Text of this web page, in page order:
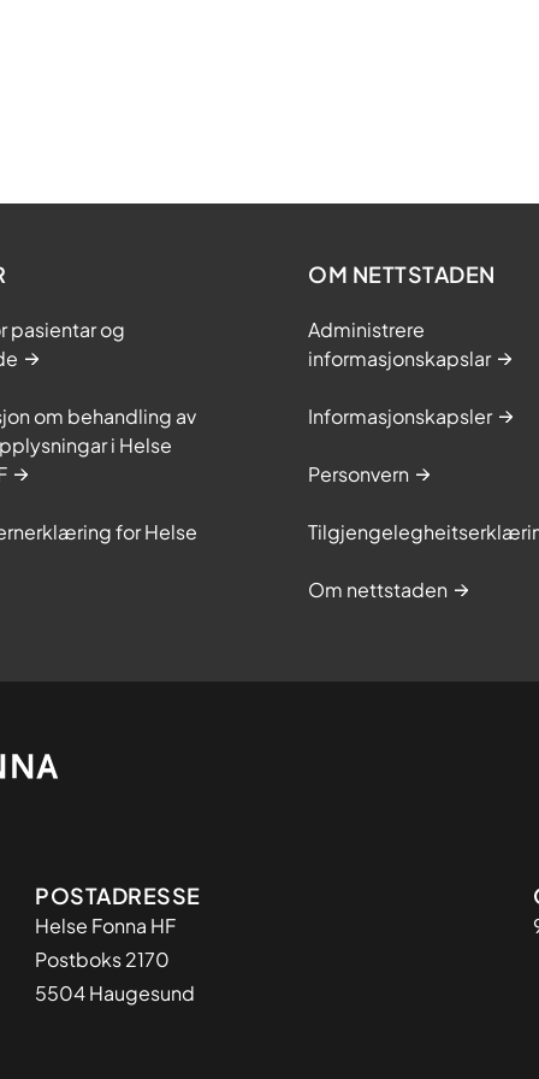
pasientar og
om behandling av
i Helse
for Helse
OM NETTSTADEN
Administrere
informasjonskapslar
Informasjonskapsler
Personvern
Om nettstaden
Adresse
POSTADRESSE
​Helse Fonna HF
Postboks 2170
5504 Haugesund